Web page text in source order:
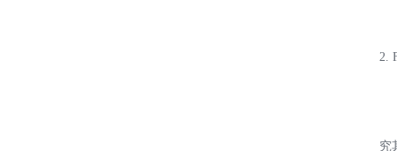
2.
究